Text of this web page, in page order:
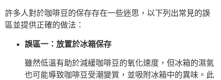
許多人對於咖啡豆的保存存在一些迷思，以下列出常見的誤
區並提供正確的做法：
誤區一：放置於冰箱保存
雖然低溫有助於減緩咖啡豆的氧化速度，但冰箱的濕氣
也可能導致咖啡豆受潮變質，並吸附冰箱中的異味。此